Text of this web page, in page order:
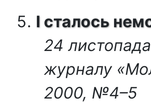
І сталось
24
журналу
2000, №4–5